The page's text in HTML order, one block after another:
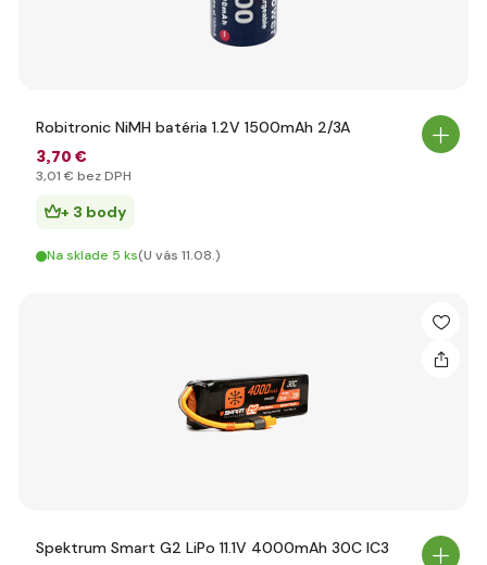
Robitronic NiMH batéria 1.2V 1500mAh 2/3A
3,70 €
3,01 € bez DPH
+ 3 body
Na sklade 5 ks(U vás 11.08.)
Spektrum Smart G2 LiPo 11.1V 4000mAh 30C IC3